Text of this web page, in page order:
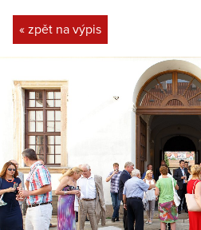
« zpět na výpis